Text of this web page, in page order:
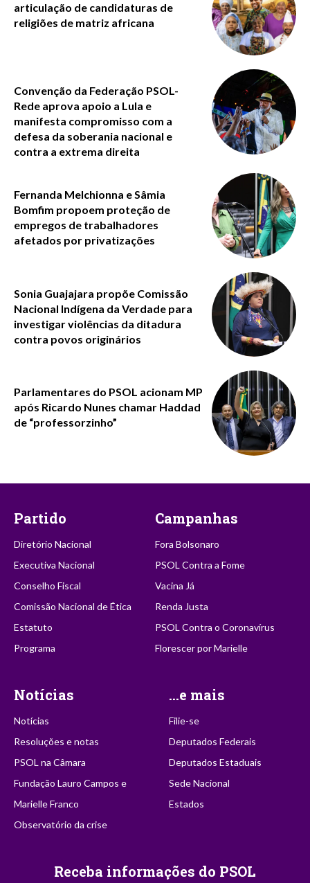
articulação de candidaturas de
religiões de matriz africana
Convenção da Federação PSOL-
Rede aprova apoio a Lula e
manifesta compromisso com a
defesa da soberania nacional e
contra a extrema direita
Fernanda Melchionna e Sâmia
Bomfim propoem proteção de
empregos de trabalhadores
afetados por privatizações
Sonia Guajajara propõe Comissão
Nacional Indígena da Verdade para
investigar violências da ditadura
contra povos originários
Parlamentares do PSOL acionam MP
após Ricardo Nunes chamar Haddad
de “professorzinho”
Partido
Diretório Nacional
Executiva Nacional
Conselho Fiscal
Comissão Nacional de Ética
Estatuto
Programa
Campanhas
Fora Bolsonaro
PSOL Contra a Fome
Vacina Já
Renda Justa
PSOL Contra o Coronavírus
Florescer por Marielle
Notícias
Notícias
Resoluções e notas
PSOL na Câmara
Fundação Lauro Campos e
Marielle Franco
Observatório da crise
...e mais
Filie-se
Deputados Federais
Deputados Estaduais
Sede Nacional
Estados
Receba informações do PSOL